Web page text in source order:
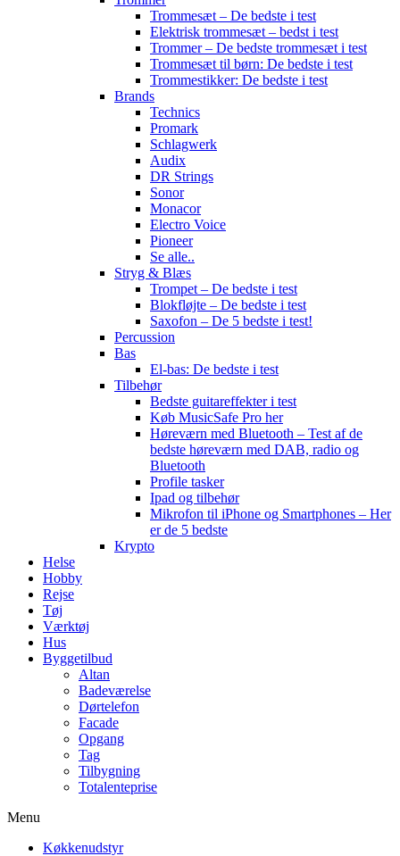
Trommesæt – De bedste i test
Elektrisk trommesæt – bedst i test
Trommer – De bedste trommesæt i test
Trommesæt til børn: De bedste i test
Trommestikker: De bedste i test
Brands
Technics
Promark
Schlagwerk
Audix
DR Strings
Sonor
Monacor
Electro Voice
Pioneer
Se alle..
Stryg & Blæs
Trompet – De bedste i test
Blokfløjte – De bedste i test
Saxofon – De 5 bedste i test!
Percussion
Bas
El-bas: De bedste i test
Tilbehør
Bedste guitareffekter i test
Køb MusicSafe Pro her
Høreværn med Bluetooth – Test af de
bedste høreværn med DAB, radio og
Bluetooth
Profile tasker
Ipad og tilbehør
Mikrofon til iPhone og Smartphones – Her
er de 5 bedste
Krypto
Helse
Hobby
Rejse
Tøj
Værktøj
Hus
Byggetilbud
Altan
Badeværelse
Dørtelefon
Facade
Opgang
Tag
Tilbygning
Totalenteprise
Menu
Køkkenudstyr